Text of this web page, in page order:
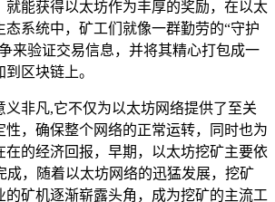
就能获得以太坊作为丰厚的奖励，在以太
态系统中，矿工们就像一群勤劳的“守护
来验证交易信息，并将其精心打包成一
区块链上。
义非凡,它不仅为以太坊网络提供了至关
性，确保整个网络的正常运转，同时也为
在的经济回报，早期，以太坊挖矿主要依
成，随着以太坊网络的迅猛发展，挖矿
的矿机逐渐崭露头角，成为挖矿的主流工